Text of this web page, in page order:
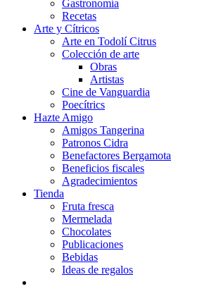
Gastronomía
Recetas
Arte y Cítricos
Arte en Todolí Citrus
Colección de arte
Obras
Artistas
Cine de Vanguardia
Poecítrics
Hazte Amigo
Amigos Tangerina
Patronos Cidra
Benefactores Bergamota
Beneficios fiscales
Agradecimientos
Tienda
Fruta fresca
Mermelada
Chocolates
Publicaciones
Bebidas
Ideas de regalos